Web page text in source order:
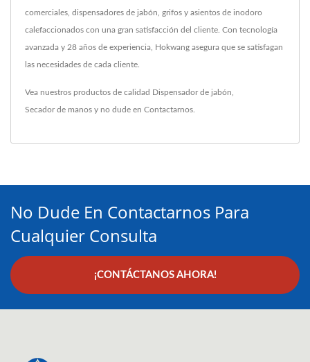
comerciales, dispensadores de jabón, grifos y asientos de inodoro
calefaccionados con una gran satisfacción del cliente. Con tecnología
avanzada y 28 años de experiencia, Hokwang asegura que se satisfagan
las necesidades de cada cliente.
Vea nuestros productos de calidad Dispensador de jabón
Secador de manos y no dude en Contactarnos
No Dude En Contactarnos Para
Cualquier Consulta
¡CONTÁCTANOS AHORA!